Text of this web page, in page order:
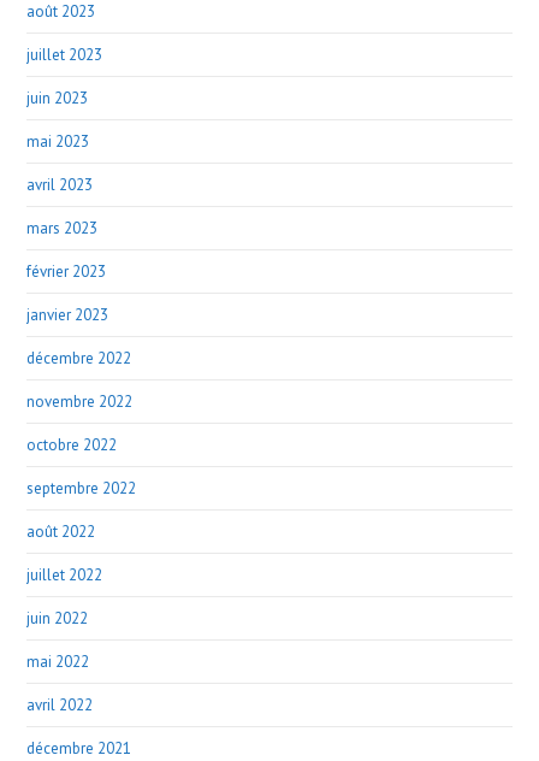
août 2023
juillet 2023
juin 2023
mai 2023
avril 2023
mars 2023
février 2023
janvier 2023
décembre 2022
novembre 2022
octobre 2022
septembre 2022
août 2022
juillet 2022
juin 2022
mai 2022
avril 2022
décembre 2021